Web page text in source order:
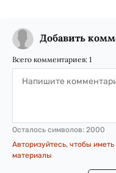
Добавить
Всего комментариев: 1
Осталось символов: 2000
Авторизуйтесь, чтобы
материалы